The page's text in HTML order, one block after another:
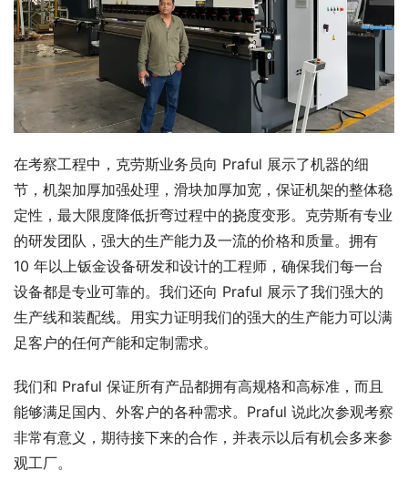
在考察工程中，克劳斯业务员向 Praful 展示了机器的细
节，机架加厚加强处理，滑块加厚加宽，保证机架的整体稳
定性，最大限度降低折弯过程中的挠度变形。克劳斯有专业
的研发团队，强大的生产能力及一流的价格和质量。拥有
10 年以上钣金设备研发和设计的工程师，确保我们每一台
设备都是专业可靠的。我们还向 Praful 展示了我们强大的
生产线和装配线。用实力证明我们的强大的生产能力可以满
足客户的任何产能和定制需求。
我们和 Praful 保证所有产品都拥有高规格和高标准，而且
能够满足国内、外客户的各种需求。Praful 说此次参观考察
非常有意义，期待接下来的合作，并表示以后有机会多来参
观工厂。